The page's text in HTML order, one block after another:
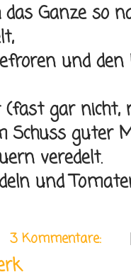
Ganze so
und
(fast gar nicht,
guter
veredelt.
und
3 Kommentare: